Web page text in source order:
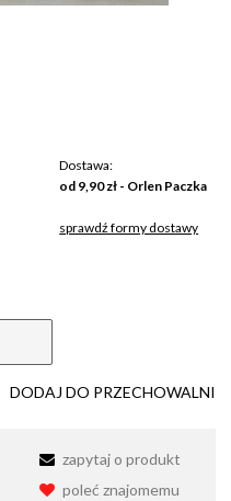
Dostawa:
od 9,90 zł - Orlen Paczka
sprawdź formy dostawy
DODAJ DO PRZECHOWALNI
zapytaj o produkt
poleć znajomemu